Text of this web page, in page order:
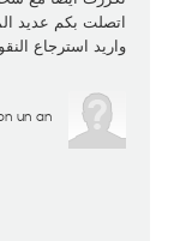
اتصلت بكم عديد
واريد استرجاع
un an